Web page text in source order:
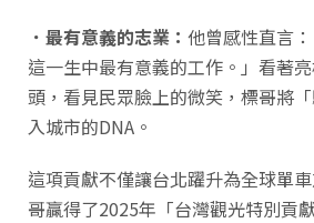
．最有意義的志業： 他曾感性直言
這一生中最有意義的工作。」看著
頭，看見民眾臉上的微笑，標哥將
入城市的DNA。
這項貢獻不僅讓台北躍升為全球單
哥贏得了2025年「台灣觀光特別貢